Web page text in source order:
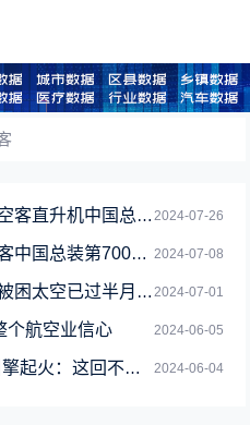
2024-07-26
国总部落户珠海 9月启用新址
2024-07-08
第700架A320系列飞机交付
2024-07-01
月！美航天局：不能确定返航时间
2024-06-05
个航空业信心
2024-06-04
：这回不是波音